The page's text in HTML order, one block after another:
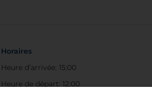
Horaires
Heure d’arrivée: 15:00
Heure de départ: 12:00